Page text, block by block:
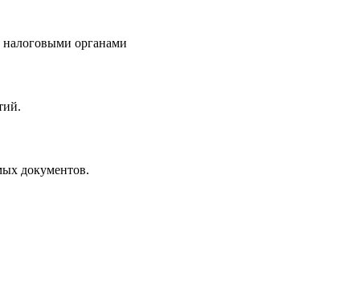
органами
документов.